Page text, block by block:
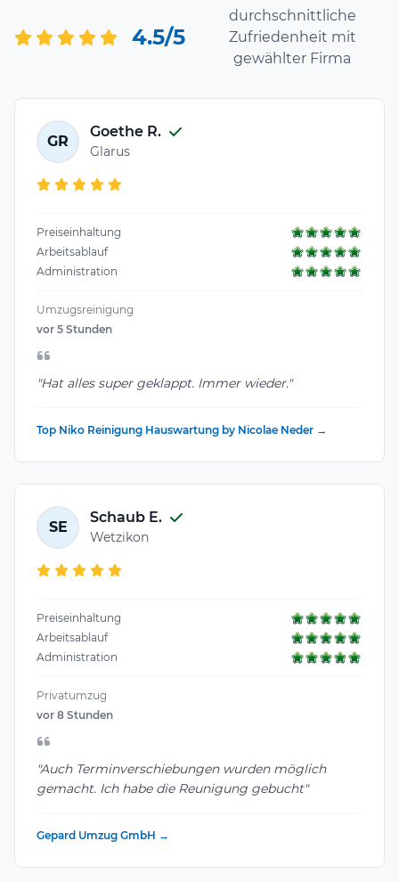
4.5/5
durchschnittliche
Zufriedenheit mit
gewählter Firma
GR
Goethe R.
Glarus
Preiseinhaltung
Arbeitsablauf
Administration
Umzugsreinigung
vor 5 Stunden
"Hat alles super geklappt. Immer wieder."
Top Niko Reinigung Hauswartung by Nicolae Neder →
SE
Schaub E.
Wetzikon
Preiseinhaltung
Arbeitsablauf
Administration
Privatumzug
vor 8 Stunden
"Auch Terminverschiebungen wurden möglich
gemacht. Ich habe die Reunigung gebucht"
Gepard Umzug GmbH →